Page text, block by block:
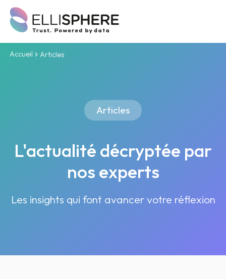
Accueil Articles
Articles
L'actualité décryptée par
nos experts
Les insights qui font avancer votre réflexion